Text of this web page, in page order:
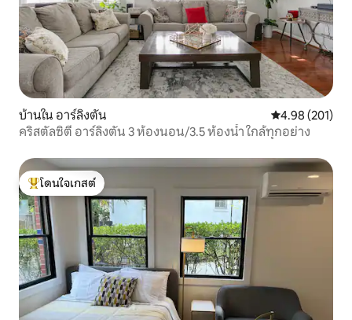
บ้านใน อาร์ลิงตัน คะแนนเฉลี่ย
4.98 (201)
คริสตัลซิตี อาร์ลิงตัน 3 ห้องนอน/3.5 ห้องน้ำ ใกล้ทุกอย่าง
โดนใจเกสต์ที่สุด
โดนใจเกสต์